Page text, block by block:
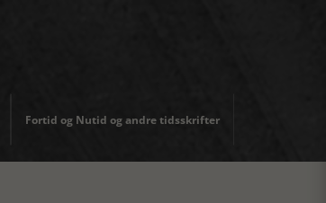
Fortid og Nutid og andre tidsskrifter